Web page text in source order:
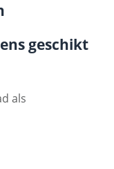
geschikt
als